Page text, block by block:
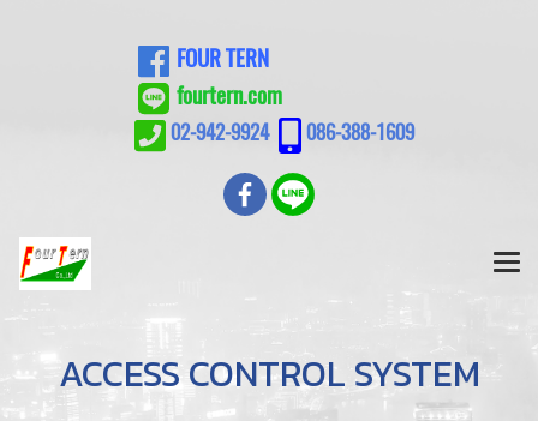
FOUR TERN
fourtern.com
02-942-9924 086-388-1609
ACCESS CONTROL SYSTEM